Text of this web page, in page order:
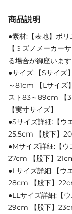
商品説明
●素材:【表地】ポ
【ミズノメーカー
る場合が御座います
●サイズ:【Sサイズ
～81cm 【Lサイズ
スト83～89cm 【
【実寸サイズ】
●Sサイズ詳細:【ウ
25.5cm 【股下】
●Mサイズ詳細:【
27cm 【股下】
●Lサイズ詳細:【ウ
28cm 【股下】
●LLサイズ詳細:【
29cm 【股下】